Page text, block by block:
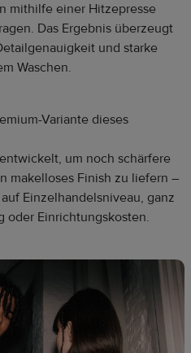
mithilfe einer Hitzepresse
Das Ergebnis überzeugt
und starke
Waschen.
Variante dieses
um noch schärfere
makelloses Finish zu liefern –
Einzelhandelsniveau, ganz
oder Einrichtungskosten.